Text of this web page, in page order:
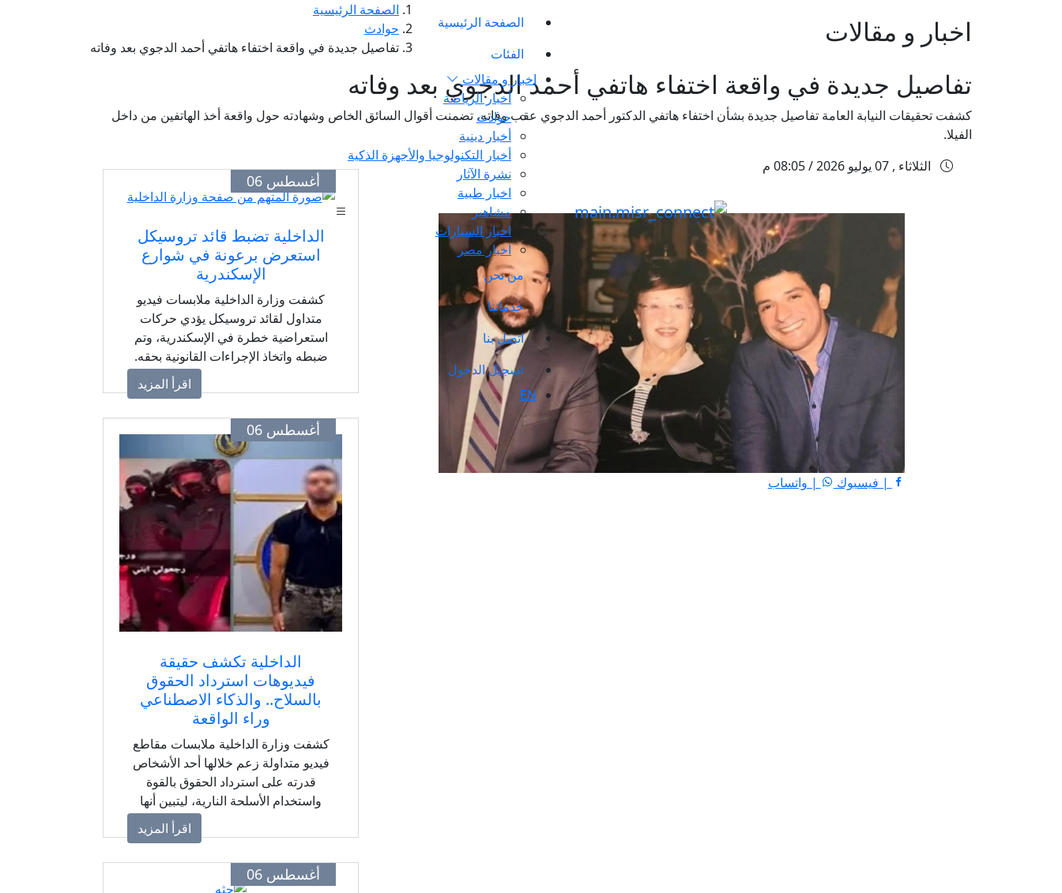
الصفحة الرئيسية
الفئات
اخبار و مقالات
أخبار الرياضة
حوادث
أخبار دينية
أخبار التكنولوجيا والأجهزة الذكية
نشرة الآثار
اخبار طبية
مشاهير
اخبار السيارات
اخبار مصر
من نحن
خدماتنا
اتصل بنا
تسجيل الدخول
EN
اخبار و مقالات
الصفحة الرئيسية
حوادث
تفاصيل جديدة في واقعة اختفاء هاتفي أحمد الدجوي بعد وفاته
تفاصيل جديدة في واقعة اختفاء هاتفي أحمد الدجوي بعد وفاته
كشفت تحقيقات النيابة العامة تفاصيل جديدة بشأن اختفاء هاتفي الدكتور أحمد الدجوي عقب وفاته، تضمنت أقوال السائق الخاص وشهادته حول واقعة أخذ الهاتفين من داخل
الفيلا.
الثلاثاء , 07 يوليو 2026 / 08:05 م
| فيسبوك | واتساب
أغسطس 06
الداخلية تضبط قائد تروسيكل
استعرض برعونة في شوارع
الإسكندرية
كشفت وزارة الداخلية ملابسات فيديو
متداول لقائد تروسيكل يؤدي حركات
استعراضية خطرة في الإسكندرية، وتم
ضبطه واتخاذ الإجراءات القانونية بحقه.
اقرأ المزيد
أغسطس 06
الداخلية تكشف حقيقة
فيديوهات استرداد الحقوق
بالسلاح.. والذكاء الاصطناعي
وراء الواقعة
كشفت وزارة الداخلية ملابسات مقاطع
فيديو متداولة زعم خلالها أحد الأشخاص
قدرته على استرداد الحقوق بالقوة
واستخدام الأسلحة النارية، ليتبين أنها
مفبركة باستخدام الذكاء الاصطناعي.
اقرأ المزيد
أغسطس 06